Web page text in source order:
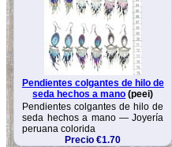
Pendientes colgantes de hilo de
seda hechos a mano (peei)
Pendientes colgantes de hilo de
seda hechos a mano — Joyería
peruana colorida
Precio €1.70